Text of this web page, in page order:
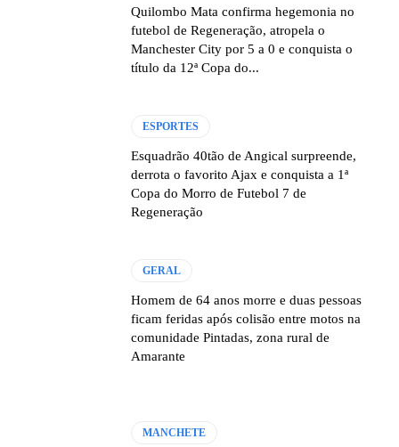
Quilombo Mata confirma hegemonia no
futebol de Regeneração, atropela o
Manchester City por 5 a 0 e conquista o
título da 12ª Copa do...
ESPORTES
Esquadrão 40tão de Angical surpreende,
derrota o favorito Ajax e conquista a 1ª
Copa do Morro de Futebol 7 de
Regeneração
GERAL
Homem de 64 anos morre e duas pessoas
ficam feridas após colisão entre motos na
comunidade Pintadas, zona rural de
Amarante
MANCHETE